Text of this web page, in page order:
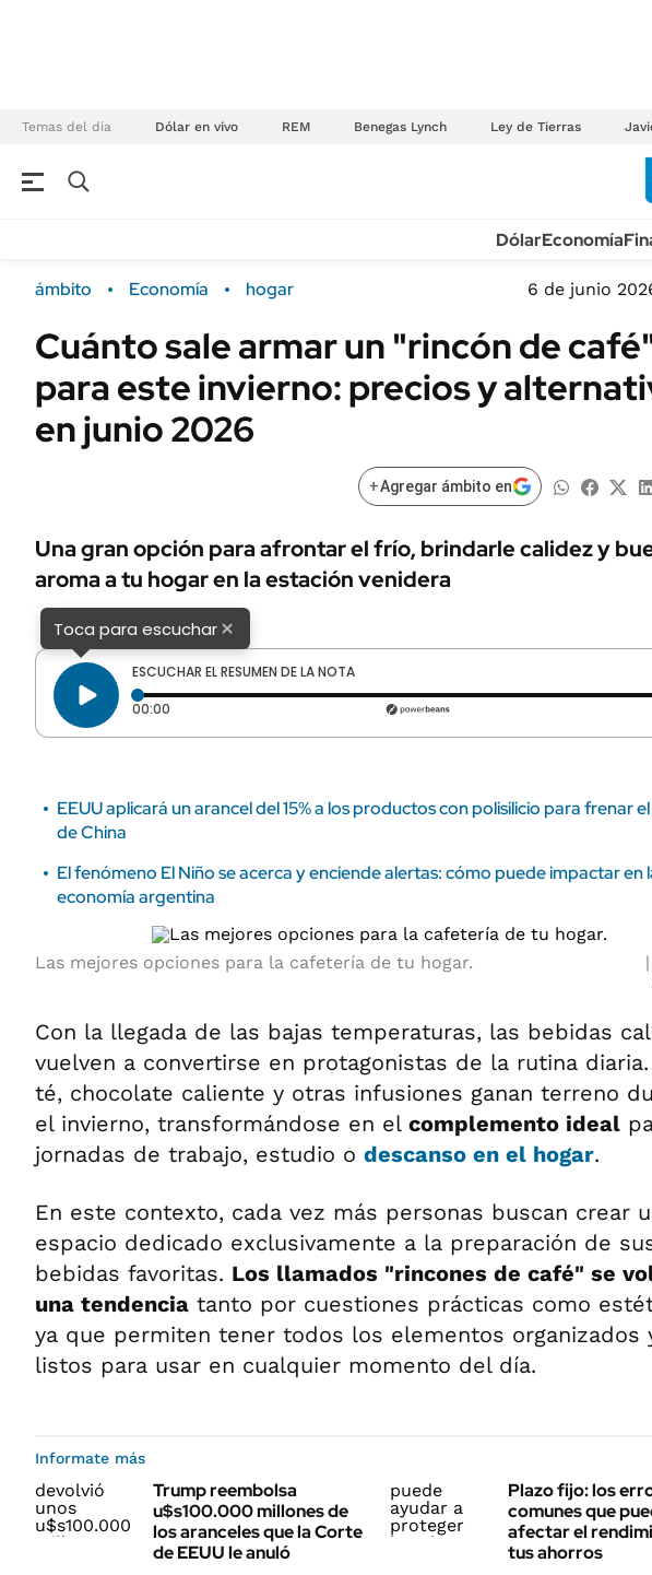
Temas del día Dólar en vivo REM Benegas Lynch Ley de Tierras
Campo
FINANZAS
Dólar
Sustentabilidad
ENERGY REPORT
URUGUAY
MÉXICO
MUNDO
AUTOS
DólarEconomía
ámbito Economía hogar 6 de junio
Cuánto sale armar un "rincón de
para este invierno: precios y
en junio 2026
+Agregar ámbito en
Una gran opción para afrontar el frío, brindarle calidez y
aroma a tu hogar en la estación venidera
Toca para escuchar×
ESCUCHAR EL RESUMEN DE LA NOTA
00:00 Tiempo transcurrido: 0 segundos
EEUU aplicará un arancel del 15% a los productos con polisilicio para frenar
de China
El fenómeno El Niño se acerca y enciende alertas: cómo puede impactar en
economía argentina
Las mejores opciones para la cafetería de tu hogar.
Con la llegada de las bajas temperaturas, las bebidas
vuelven a convertirse en protagonistas de la rutina
té, chocolate caliente y otras infusiones ganan terreno
el invierno, transformándose en el complemento ideal
jornadas de trabajo, estudio o descanso en el hogar.
En este contexto, cada vez más personas buscan crear
espacio dedicado exclusivamente a la preparación de
bebidas favoritas. Los llamados "rincones de café" se
una tendencia tanto por cuestiones prácticas como
ya que permiten tener todos los elementos organizados
listos para usar en cualquier momento del día.
Informate más
Trump reembolsa
u$s100.000 millones de
los aranceles que la Corte
de EEUU le anuló
Plazo fijo: los
comunes que
afectar el
tus ahorros